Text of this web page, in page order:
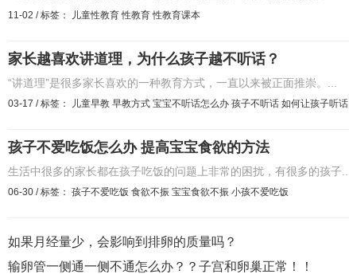
11-02 /标签： 儿童性教育 性教育 性教育课本
家长越喜欢讲道理，为什么孩子越不听话？
“讲道理”是很多家长喜欢的一种教育方式，一直以来被正面推崇。...
03-17 /标签： 儿童早教 早教方式 宝宝不听话怎么办 孩子不听话 如何让孩子听话
孩子不爱吃饭怎么办 提高宝宝食欲的方法
生活中很多的家长都在孩子吃饭的问题上非常的困扰，有很多的孩子...
06-30 /标签： 孩子不爱吃饭 食欲不振 宝宝食欲不振 小孩不爱吃饭
如果月经量少，会影响到排卵的质量吗？
输卵管一侧通一侧不通怎么办？？子宫和卵巢正常！！